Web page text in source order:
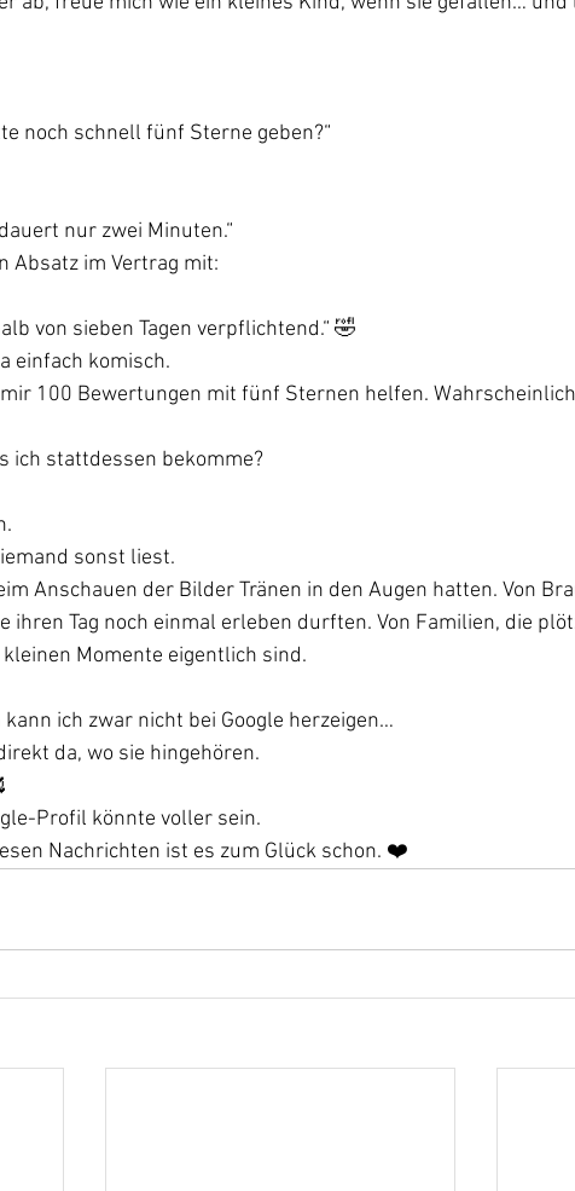
noch schnell fünf Sterne geben?“
nur zwei Minuten.“
Absatz im Vertrag mit:
von sieben Tagen verpflichtend.“ 🤣
einfach komisch.
100 Bewertungen mit fünf Sternen helfen.
ich stattdessen bekomme?
sonst liest.
Anschauen der Bilder Tränen in den Augen hatten. Von
ihren Tag noch einmal erleben durften. Von Familien, die
Momente eigentlich sind.
ich zwar nicht bei Google herzeigen…
da, wo sie hingehören.
Profil könnte voller sein.
Nachrichten ist es zum Glück schon. ❤️